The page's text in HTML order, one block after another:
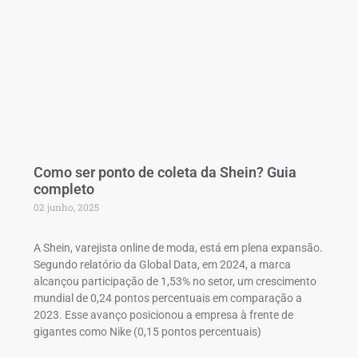
Como ser ponto de coleta da Shein? Guia
completo
02 junho, 2025
A Shein, varejista online de moda, está em plena expansão.
Segundo relatório da Global Data, em 2024, a marca
alcançou participação de 1,53% no setor, um crescimento
mundial de 0,24 pontos percentuais em comparação a
2023. Esse avanço posicionou a empresa à frente de
gigantes como Nike (0,15 pontos percentuais)